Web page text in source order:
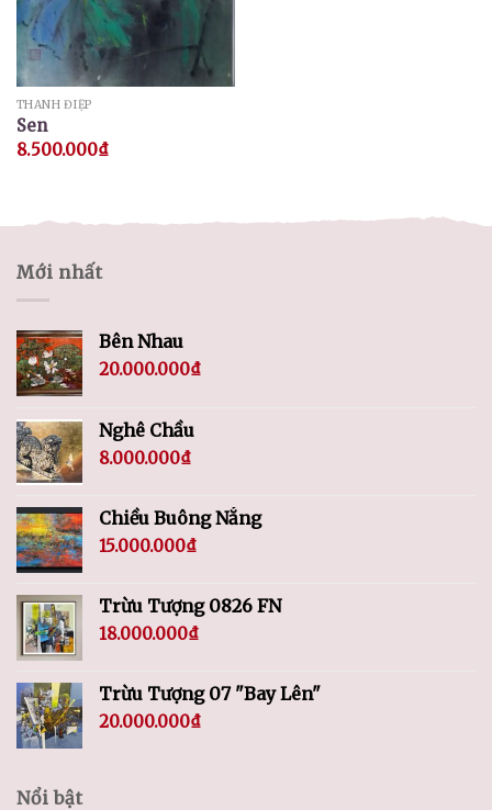
THANH ĐIỆP
Sen
8.500.000₫
Mới nhất
Bên Nhau
20.000.000₫
Nghê Chầu
8.000.000₫
Chiều Buông Nắng
15.000.000₫
Trừu Tượng 0826 FN
18.000.000₫
Trừu Tượng 07 "Bay Lên"
20.000.000₫
Nổi bật